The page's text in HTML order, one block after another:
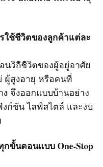
ใช้ชีวิตของลูกค้าแต่ละ
นวิถีชีวิตของผู้อยู่อาศัย
ผู้สูงอายุ หรือคนที่
จึงออกแบบบ้านอย่าง
ก์ชัน ไลฟ์สไตล์ และงบ
ขั้นตอนแบบ One-Stop